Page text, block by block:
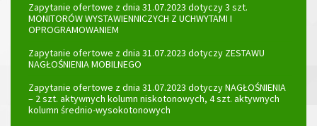
Zapytanie ofertowe z dnia 31.07.2023 dotyczy 3 szt.
MONITORÓW WYSTAWIENNICZYCH Z UCHWYTAMI I
OPROGRAMOWANIEM
Zapytanie ofertowe z dnia 31.07.2023 dotyczy ZESTAWU
NAGŁOŚNIENIA MOBILNEGO
Zapytanie ofertowe z dnia 31.07.2023 dotyczy NAGŁOŚNIENIA
– 2 szt. aktywnych kolumn niskotonowych, 4 szt. aktywnych
kolumn średnio-wysokotonowych